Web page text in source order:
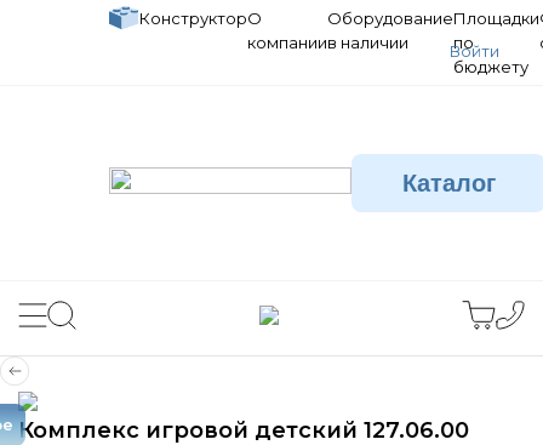
КонструкторО
компании
Оборудование
в наличии
Площадки
по
бюджету
Войти
Каталог
Комплекс игровой детский 127.06.00